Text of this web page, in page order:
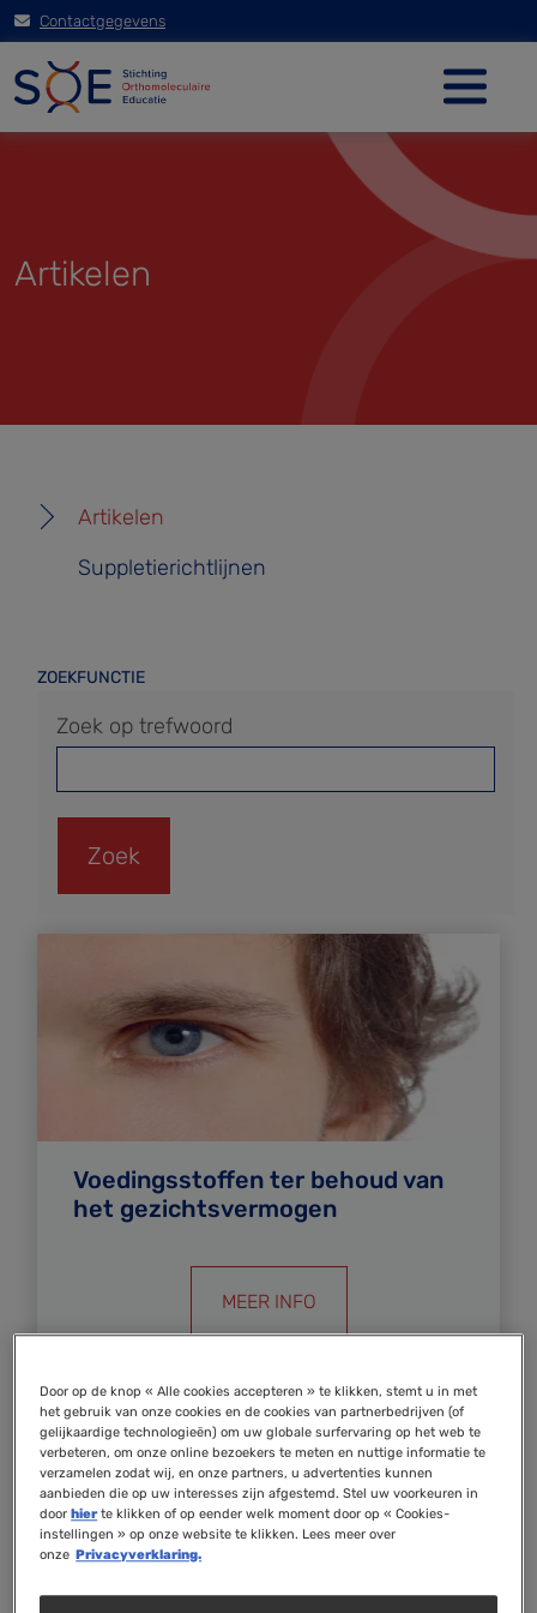
Contactgegevens
Artikelen
Artikelen
Suppletierichtlijnen
ZOEKFUNCTIE
Zoek op trefwoord
Voedingsstoffen ter behoud van
het gezichtsvermogen
MEER INFO
Door op de knop « Alle cookies accepteren » te klikken, stemt u in met
het gebruik van onze cookies en de cookies van partnerbedrijven (of
gelijkaardige technologieën) om uw globale surfervaring op het web te
verbeteren, om onze online bezoekers te meten en nuttige informatie te
verzamelen zodat wij, en onze partners, u advertenties kunnen
aanbieden die op uw interesses zijn afgestemd. Stel uw voorkeuren in
doorhierte klikken of op eender welk moment door op « Cookies-
instellingen » op onze website te klikken. Lees meer over
onze Privacyverklaring.